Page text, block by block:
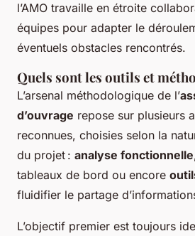
l’AMO travaille en étroite
équipes pour adapter le
éventuels obstacles rencontrés.
Quels sont les outils et
L’arsenal méthodologique de l’
d’ouvrage repose sur plusieurs
reconnues, choisies selon la
du projet : analyse fonctionnelle
tableaux de bord ou encore
fluidifier le partage
L’objectif premier est toujours